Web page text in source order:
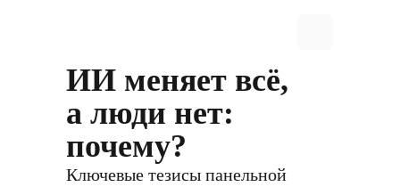
ИИ меняет всё,
а люди нет:
почему?
Ключевые тезисы панельной